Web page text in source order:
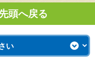
頭へ戻る